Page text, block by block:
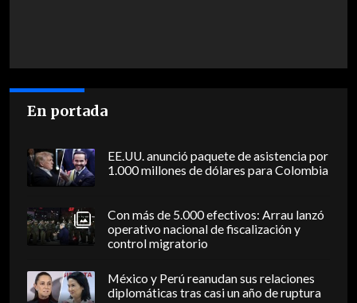
En portada
EE.UU. anunció paquete de asistencia por
1.000 millones de dólares para Colombia
Con más de 5.000 efectivos: Arrau lanzó
operativo nacional de fiscalización y
control migratorio
México y Perú reanudan sus relaciones
diplomáticas tras casi un año de ruptura